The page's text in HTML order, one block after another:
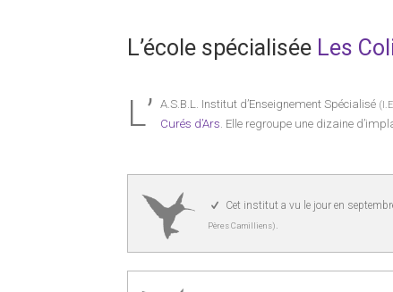
L’école spécialisée Les
L’ A.S.B.L. Institut d’Enseignement Spécialisé
Curés d’Ars. Elle regroupe une dizaine
Cet institut a vu le jour en
Pères Camilliens).